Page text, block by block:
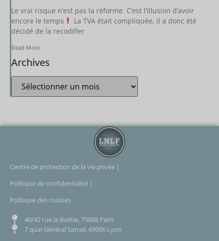
Le vrai risque n’est pas la réforme. C’est l’illusion d’avoir
encore le temps
La TVA était compliquée, il a donc été
décidé de la recodifier
Read More
Archives
Centre de protection de la vie privée |
Politique de confidentialité |
Politique des cookies
40/42 rue la Boétie, 75008 Paris
7 quai Général Sarrail, 69006 Lyon